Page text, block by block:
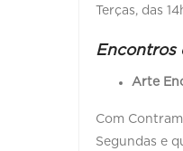
Terças, das
Encontros
Arte
Com
Segundas e